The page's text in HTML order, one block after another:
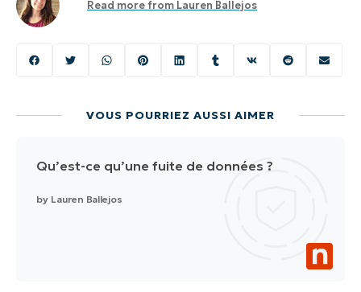
Read more from Lauren Ballejos
VOUS POURRIEZ AUSSI AIMER
Qu’est-ce qu’une fuite de données ?
by Lauren Ballejos
name*